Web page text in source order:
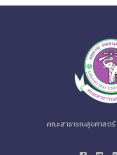
คณะสาธารณสุขศาสตร์